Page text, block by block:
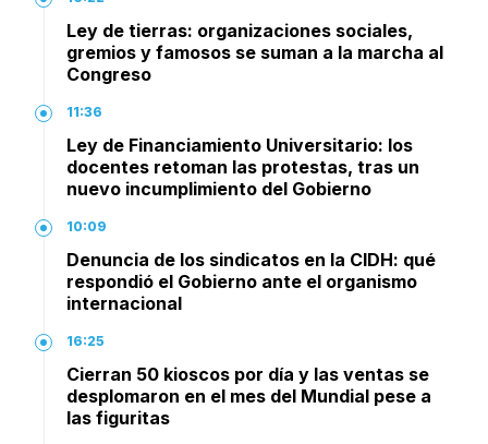
Ley de tierras: organizaciones sociales,
gremios y famosos se suman a la marcha al
Congreso
11:36
Ley de Financiamiento Universitario: los
docentes retoman las protestas, tras un
nuevo incumplimiento del Gobierno
10:09
Denuncia de los sindicatos en la CIDH: qué
respondió el Gobierno ante el organismo
internacional
16:25
Cierran 50 kioscos por día y las ventas se
desplomaron en el mes del Mundial pese a
las figuritas